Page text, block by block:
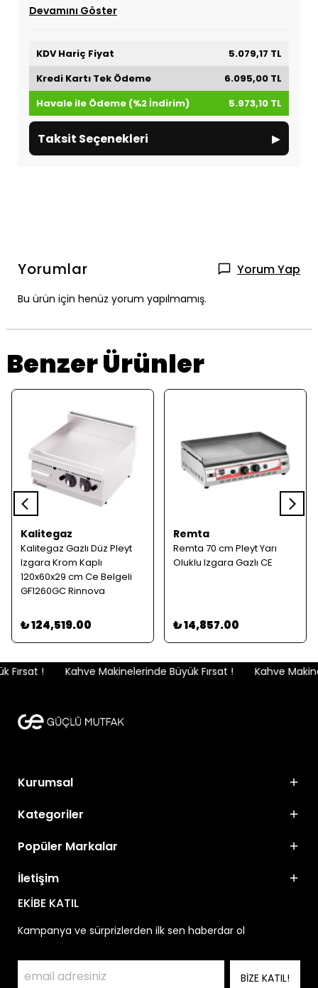
Devamını Göster
KDV Hariç Fiyat
5.079,17 TL
Kredi Kartı Tek Ödeme
6.095,00 TL
Havale ile Ödeme (%2 İndirim)
5.973,10 TL
Taksit Seçenekleri ▸
Yorumlar Yorum Yap
Bu ürün için henüz yorum yapılmamış.
Benzer Ürünler
Kalitegaz
Kalitegaz Gazlı Düz Pleyt
Izgara Krom Kaplı
120x60x29 cm Ce Belgeli
GF1260GC Rinnova
₺ 124,519.00
Remta
Remta 70 cm Pleyt Yarı
Oluklu Izgara Gazlı CE
₺ 14,857.00
! Kahve Makinelerinde Büyük Fırsat ! Kahve
Kurumsal
Kategoriler
Popüler Markalar
İletişim
EKİBE KATIL
Kampanya ve sürprizlerden ilk sen haberdar ol
BİZE KATIL!